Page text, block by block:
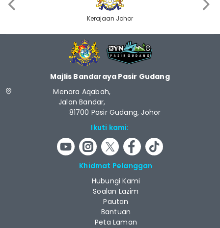
Kerajaan Johor
Majlis Bandaraya Pasir Gudang
Menara Aqabah,
Jalan Bandar,
81700 Pasir Gudang, Johor
Ikuti kami:
Khidmat Pelanggan
Hubungi Kami
Soalan Lazim
Pautan
Bantuan
Peta Laman